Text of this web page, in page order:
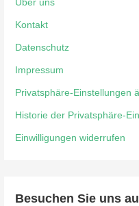
Über uns
Kontakt
Datenschutz
Impressum
Privatsphäre-Einstellungen
Historie der Privatsphäre-
Einwilligungen widerrufen
Besuchen Sie uns